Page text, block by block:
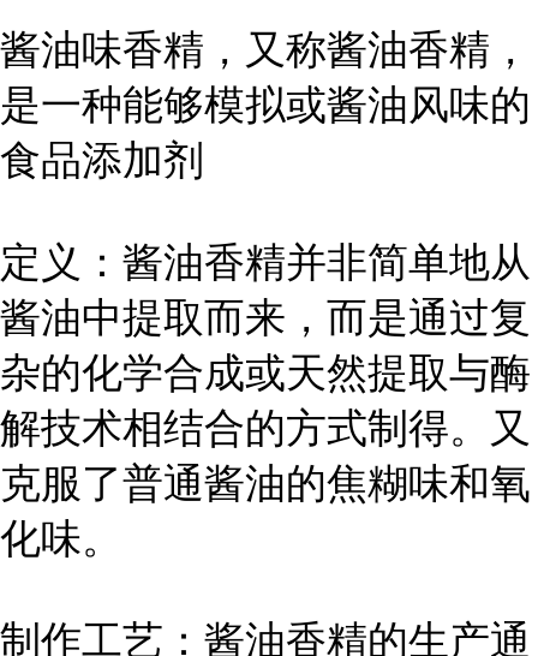
酱油味香精，又称酱油香精，
是一种能够模拟或酱油风味的
食品添加剂
定义：酱油香精并非简单地从
酱油中提取而来，而是通过复
杂的化学合成或天然提取与酶
解技术相结合的方式制得。又
克服了普通酱油的焦糊味和氧
化味。
制作工艺：酱油香精的生产通